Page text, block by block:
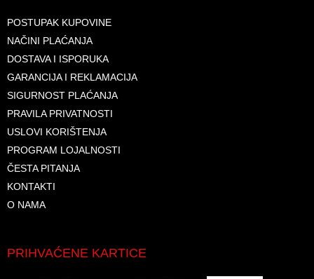
POSTUPAK KUPOVINE
NAČINI PLAĆANJA
DOSTAVA I ISPORUKA
GARANCIJA I REKLAMACIJA
SIGURNOST PLAĆANJA
PRAVILA PRIVATNOSTI
USLOVI KORIŠTENJA
PROGRAM LOJALNOSTI
ČESTA PITANJA
KONTAKTI
O NAMA
PRIHVAĆENE KARTICE